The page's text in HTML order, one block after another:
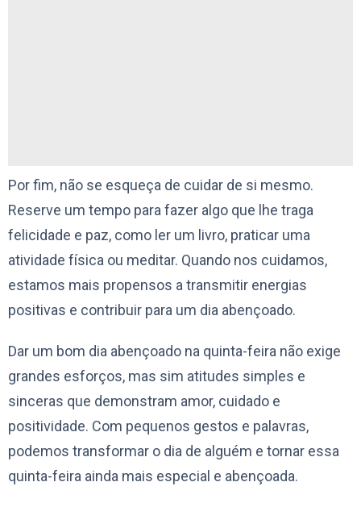
Por fim, não se esqueça de cuidar de si mesmo.
Reserve um tempo para fazer algo que lhe traga
felicidade e paz, como ler um livro, praticar uma
atividade física ou meditar. Quando nos cuidamos,
estamos mais propensos a transmitir energias
positivas e contribuir para um dia abençoado.
Dar um bom dia abençoado na quinta-feira não exige
grandes esforços, mas sim atitudes simples e
sinceras que demonstram amor, cuidado e
positividade. Com pequenos gestos e palavras,
podemos transformar o dia de alguém e tornar essa
quinta-feira ainda mais especial e abençoada.